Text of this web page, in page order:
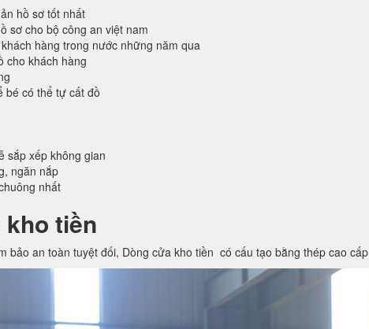
hồ sơ tốt nhất
sơ cho bộ công an việt nam
hàng trong nước những năm qua
cho khách hàng
bé có thể tự cất đồ
sắp xếp không gian
ngăn nắp
nhất
tiền
an toàn tuyệt đối, Dòng cửa kho tiền có cấu tạo bằng thép cao cấp